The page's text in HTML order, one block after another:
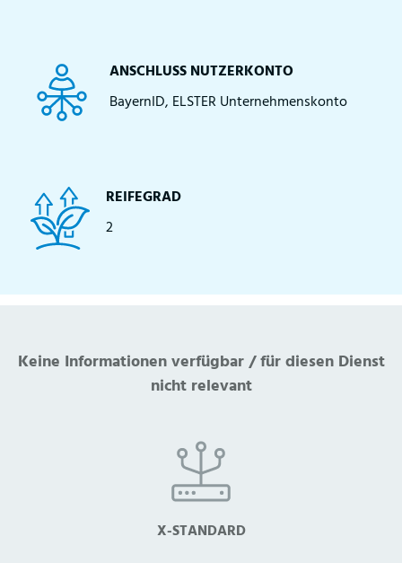
ANSCHLUSS NUTZERKONTO
BayernID, ELSTER Unternehmenskonto
REIFEGRAD
2
Keine Informationen verfügbar / für diesen Dienst
nicht relevant
X-STANDARD